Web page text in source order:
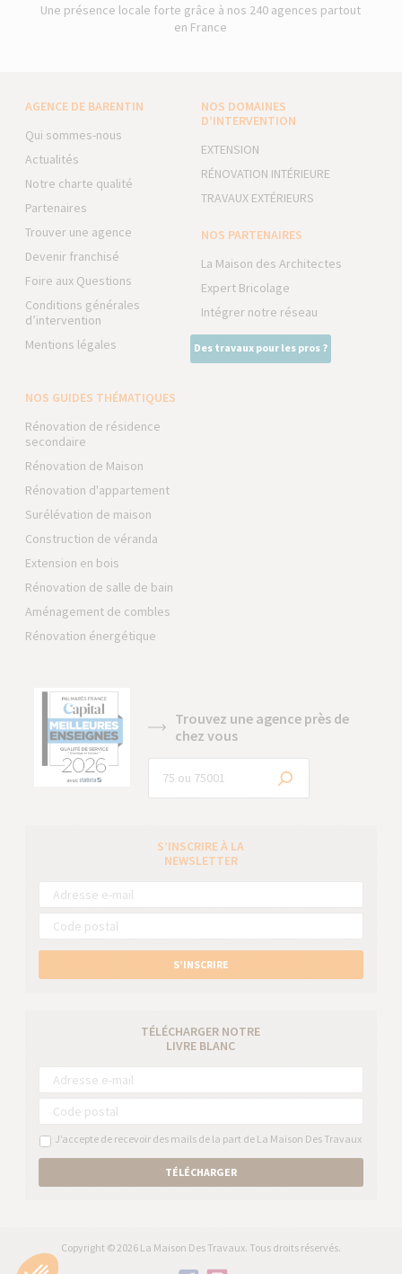
Une présence locale forte grâce à nos 240 agences partout
en France
AGENCE DE BARENTIN
Qui sommes-nous
Actualités
Notre charte qualité
Partenaires
Trouver une agence
Devenir franchisé
Foire aux Questions
Conditions générales
d’intervention
Mentions légales
NOS DOMAINES
D’INTERVENTION
EXTENSION
RÉNOVATION INTÉRIEURE
TRAVAUX EXTÉRIEURS
NOS PARTENAIRES
La Maison des Architectes
Expert Bricolage
Intégrer notre réseau
Des travaux pour les pros ?
NOS GUIDES THÉMATIQUES
Rénovation de résidence
secondaire
Rénovation de Maison
Rénovation d'appartement
Surélévation de maison
Construction de véranda
Extension en bois
Rénovation de salle de bain
Aménagement de combles
Rénovation énergétique
Trouvez une agence près de
chez vous
S’INSCRIRE À LA
NEWSLETTER
S’INSCRIRE
TÉLÉCHARGER NOTRE
LIVRE BLANC
J’accepte de recevoir des mails de la part de La Maison Des Travaux
TÉLÉCHARGER
Copyright © 2026 La Maison Des Travaux. Tous droits réservés.